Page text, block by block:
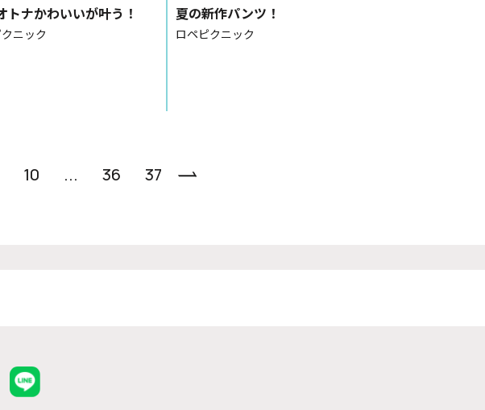
トナかわいいが叶う！
ニック
夏の新作パンツ！
ロペピクニック
10 ... 36 37